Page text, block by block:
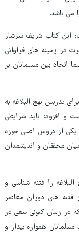
می باشد.
این کتاب شریف سرشار
در زمینه های فراوانی
اتحاد بین مسلمانان بر
تدریس نهج البلاغه به
و افزود: باید شرایطی
یکی از دروس اصلی حوزه
محققان و اندیشمدان
را فتنه شناسی و
فتنه های دوران معاصر
در زمان کنونی سعی در
همواره بیدار و